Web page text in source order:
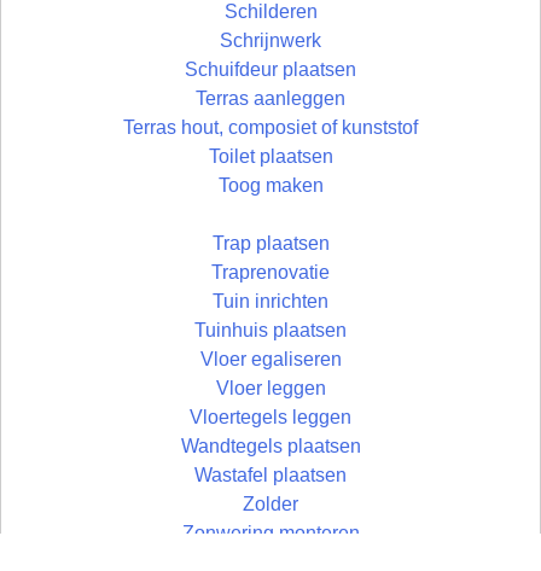
Schilderen
Schrijnwerk
Schuifdeur plaatsen
Terras aanleggen
Terras hout, composiet of kunststof
Toilet plaatsen
Toog maken
Trap plaatsen
Traprenovatie
Tuin inrichten
Tuinhuis plaatsen
Vloer egaliseren
Vloer leggen
Vloertegels leggen
Wandtegels plaatsen
Wastafel plaatsen
Zolder
Zonwering monteren